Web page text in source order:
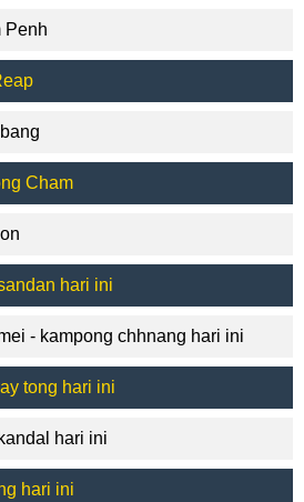
Penh
Cham
hari ini
- kampong chhnang hari ini
tong hari ini
hari ini
hari ini